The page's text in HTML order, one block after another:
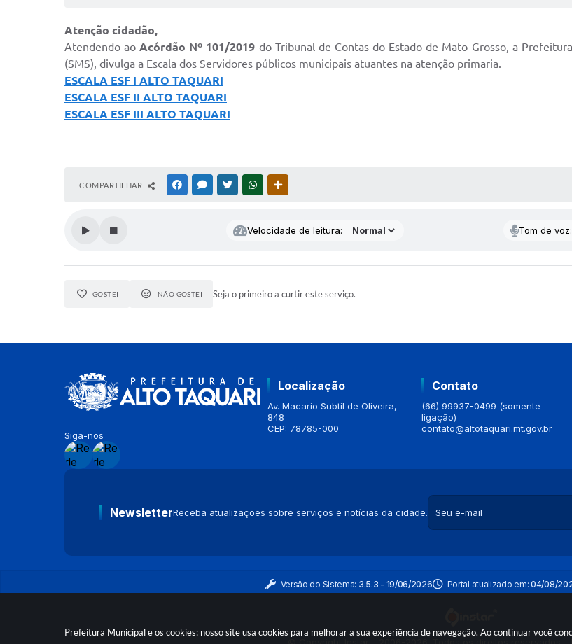
Prefeitura Municipal e os cookies: nosso site usa cookies para melhorar a sua experiência de navegação. Ao continuar você
Atenção cidadão,
Atendendo aoAcórdão Nº 101/2019 do Tribunal de Contas do Estado de Mato Grosso, a
(SMS), divulga a Escala dos Servidores públicos municipais atuantes na atenção primaria.
ESCALA ESF I ALTO TAQUARI
ESCALA ESF II ALTO TAQUARI
ESCALA ESF III ALTO TAQUARI
COMPARTILHAR FACEBOOKMESSENGER
TWITTERWHATSAPP
Velocidade de leitura: Tom de voz:
GOSTEI NÃO GOSTEI Seja o primeiro a curtir este serviço.
Siga-nos
Localização
Av. Macario Subtil de Oliveira,
848
CEP: 78785-000
Contato
(66) 99937-0499 (somente
ligação)
contato@altotaquari.mt.gov.br
NewsletterReceba atualizações sobre serviços e notícias da cidade.
Versão do Sistema: 3.5.3 - 19/06/2026 Portal atualizado em:04/08/